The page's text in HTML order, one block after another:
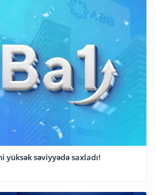
yüksək səviyyədə saxladı!